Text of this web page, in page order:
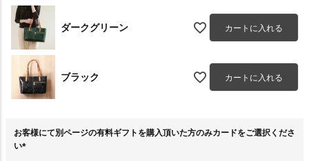
ダークグリーン カートに入れる
ブラック カートに入れる
お客様にて別ページの有料ギフトを購入頂いた方のみカードをご選択くださ
い